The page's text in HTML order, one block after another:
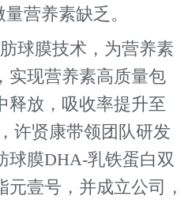
营养素缺乏。
膜技术，为营养素
实现营养素高质量包
释放，吸收率提升至
许贤康带领团队研发
球膜DHA-乳铁蛋白双
壹号，并成立公司，